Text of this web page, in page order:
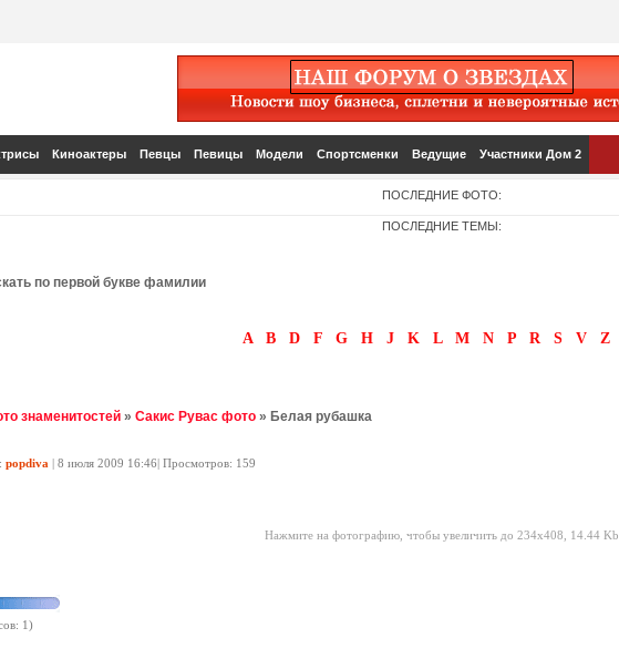
Киноактеры Певцы Певицы Модели Спортсменки Ведущие Участники Дом 2
ПОСЛЕДНИЕ ФОТО:
ПОСЛЕДНИЕ ТЕМЫ:
по первой букве фамилии
A B D F G H J K L M N P R S V Z
знаменитостей» Сакис Рувас фото» Белая рубашка
popdiva | 8 июля 2009 16:46| Просмотров: 159
Нажмите на фотографию, чтобы увеличить до 234x408, 14.44 Kb
1)